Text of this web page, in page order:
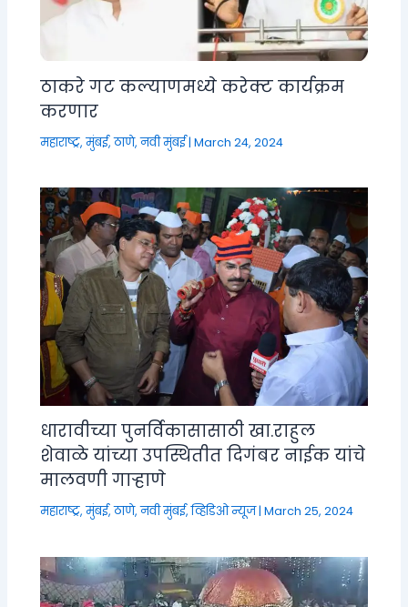
ठाकरे गट कल्याणमध्ये करेक्ट कार्यक्रम
करणार
महाराष्ट्र,मुंबई, ठाणे, नवी मुंबई|March 24, 2024
धारावीच्या पुनर्विकासासाठी खा.राहुल
शेवाळे यांच्या उपस्थितीत दिगंबर नाईक यांचे
मालवणी गाऱ्हाणे
महाराष्ट्र,मुंबई, ठाणे, नवी मुंबई,व्हिडिओ न्यूज|March 25, 2024